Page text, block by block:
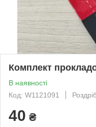
Комплект
В наявності
Код: W1121091
40 ₴